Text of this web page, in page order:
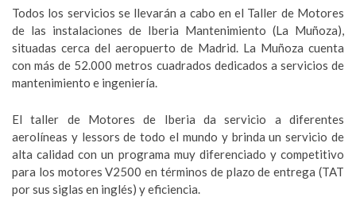
Todos los servicios se llevarán a cabo en el Taller de Motores
de las instalaciones de Iberia Mantenimiento (La Muñoza),
situadas cerca del aeropuerto de Madrid. La Muñoza cuenta
con más de 52.000 metros cuadrados dedicados a servicios de
mantenimiento e ingeniería.
El taller de Motores de Iberia da servicio a diferentes
aerolíneas y lessors de todo el mundo y brinda un servicio de
alta calidad con un programa muy diferenciado y competitivo
para los motores V2500 en términos de plazo de entrega (TAT
por sus siglas en inglés) y eficiencia.